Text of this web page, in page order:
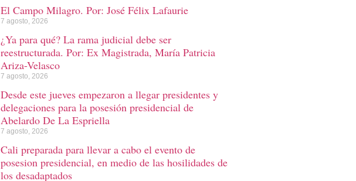
El Campo Milagro. Por: José Félix Lafaurie
7 agosto, 2026
¿Ya para qué? La rama judicial debe ser
reestructurada. Por: Ex Magistrada, María Patricia
Ariza-Velasco
7 agosto, 2026
Desde este jueves empezaron a llegar presidentes y
delegaciones para la posesión presidencial de
Abelardo De La Espriella
7 agosto, 2026
Cali preparada para llevar a cabo el evento de
posesion presidencial, en medio de las hosilidades de
los desadaptados